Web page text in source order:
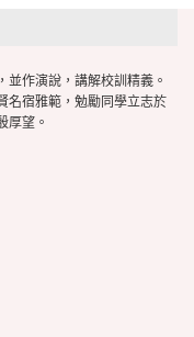
作演說，講解校訓精義。
名宿雅範，勉勵同學立志於
厚望。